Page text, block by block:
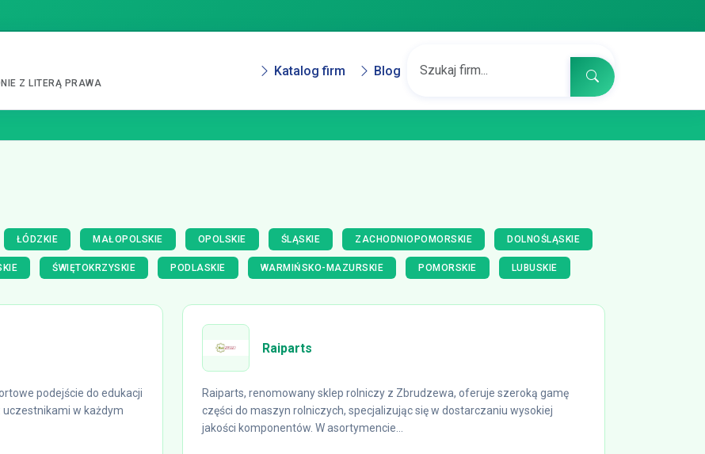
Z LITERĄ PRAWA
Katalog firm Blog
ŁÓDZKIE MAŁOPOLSKIE OPOLSKIE ŚLĄSKIE ZACHODNIOPOMORSKIE DOLNOŚLĄSKIE
ŚWIĘTOKRZYSKIE PODLASKIE WARMIŃSKO-MAZURSKIE POMORSKIE LUBUSKIE
podejście do edukacji
uczestnikami w każdym
Raiparts
Raiparts, renomowany sklep rolniczy z Zbrudzewa, oferuje szeroką gamę
części do maszyn rolniczych, specjalizując się w dostarczaniu wysokiej
jakości komponentów. W asortymencie...